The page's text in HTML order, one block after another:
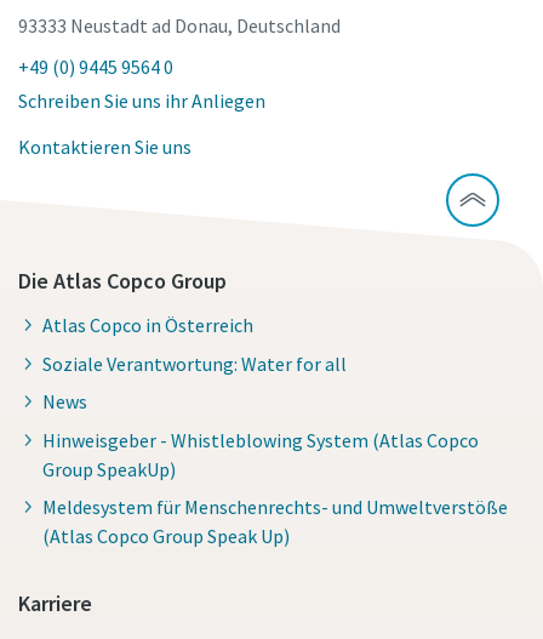
93333 Neustadt ad Donau, Deutschland
+49 (0) 9445 9564 0
Schreiben Sie uns ihr Anliegen
Kontaktieren Sie uns
Die Atlas Copco Group
Atlas Copco in Österreich
Soziale Verantwortung: Water for all
News
Hinweisgeber - Whistleblowing System (Atlas Copco
Group SpeakUp)
Meldesystem für Menschenrechts- und Umweltverstöße
(Atlas Copco Group Speak Up)
Karriere